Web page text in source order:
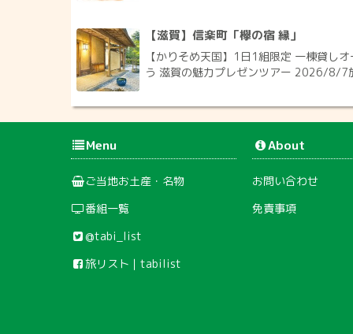
【滋賀】信楽町「欅の宿 縁」
【かりそめ天国】1日1組限定 一棟貸し
う 滋賀の魅力プレゼンツアー 2026/8/7
Menu
ご当地お土産・名物
番組一覧
@tabi_list
旅リスト｜tabilist
About
お問い合わせ
免責事項